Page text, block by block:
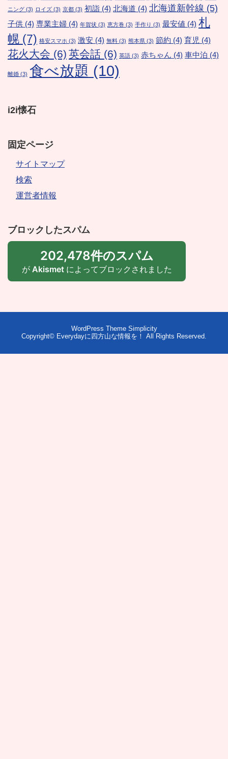
ニング (3) ロイズ (3) 京都 (3) 初詣 (4) 北海道 (4) 北海道新幹線 (5)
子供 (4) 専業主婦 (4) 年賀状 (3) 恵方巻 (3) 手作り (3) 最安値 (4) 札
幌 (7) 格安スマホ (3) 激安 (4) 無料 (3) 熊本県 (3) 節約 (4) 育児 (4)
花火大会 (6) 英会話 (6) 英語 (3) 赤ちゃん (4) 車中泊 (4)
離婚 (3) 食べ放題 (10)
i2i懐石
固定ページ
サイトマップ
検索
運営者情報
ブロックしたスパム
202,478件のスパム
が Akismetによってブロックされました
WordPress Theme Simplicity
Copyright© Everydayに四方山な情報を！ All Rights Reserved.